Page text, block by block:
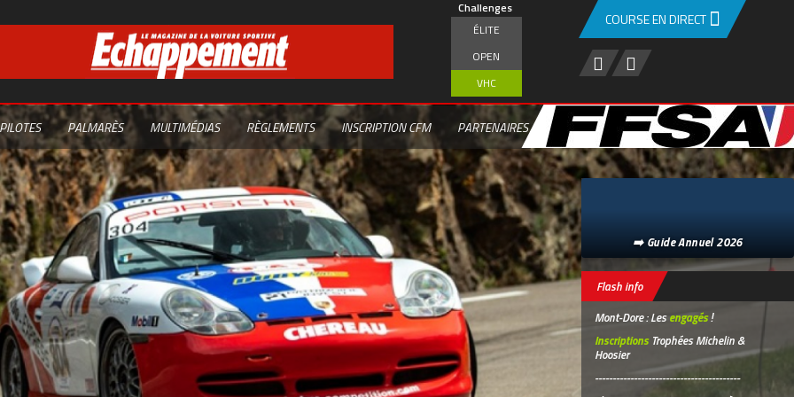
Challenges
ÉLITE
OPEN
VHC
PILOTES PALMARÈS MULTIMÉDIAS RÈGLEMENTS INSCRIPTION CFM PARTENAIRES
COURSE EN DIRECT
➡️ Guide Annuel 2026
Flash info
Mont-Dore : Lesengagés!
InscriptionsTrophées Michelin &
Hoosier
-----------------------------------------